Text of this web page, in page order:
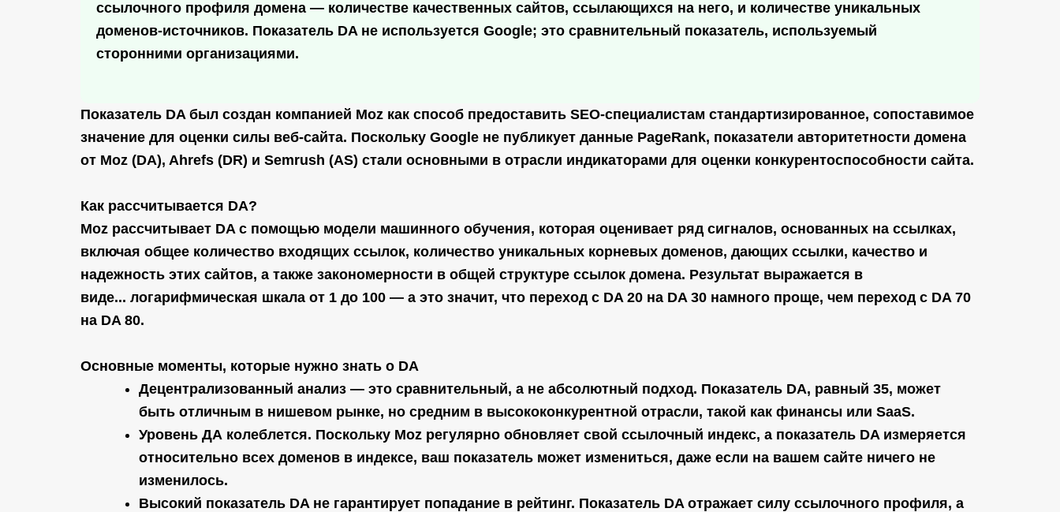
ссылочного профиля домена — количестве качественных сайтов, ссылающихся на него, и количестве уникальных
доменов-источников. Показатель DA не используется Google; это сравнительный показатель, используемый
сторонними организациями.
Показатель DA был создан компанией Moz как способ предоставить SEO-специалистам стандартизированное, сопоставимое
значение для оценки силы веб-сайта. Поскольку Google не публикует данные PageRank, показатели авторитетности домена
от Moz (DA), Ahrefs (DR) и Semrush (AS) стали основными в отрасли индикаторами для оценки конкурентоспособности сайта.
Как рассчитывается DA?
Moz рассчитывает DA с помощью модели машинного обучения, которая оценивает ряд сигналов, основанных на ссылках,
включая общее количество входящих ссылок, количество уникальных корневых доменов, дающих ссылки, качество и
надежность этих сайтов, а также закономерности в общей структуре ссылок домена. Результат выражается в
виде... логарифмическая шкала от 1 до 100 — а это значит, что переход с DA 20 на DA 30 намного проще, чем переход с DA 70
на DA 80.
Основные моменты, которые нужно знать о DA
Децентрализованный анализ — это сравнительный, а не абсолютный подход. Показатель DA, равный 35, может
быть отличным в нишевом рынке, но средним в высококонкурентной отрасли, такой как финансы или SaaS.
Уровень ДА колеблется. Поскольку Moz регулярно обновляет свой ссылочный индекс, а показатель DA измеряется
относительно всех доменов в индексе, ваш показатель может измениться, даже если на вашем сайте ничего не
изменилось.
Высокий показатель DA не гарантирует попадание в рейтинг. Показатель DA отражает силу ссылочного профиля, а